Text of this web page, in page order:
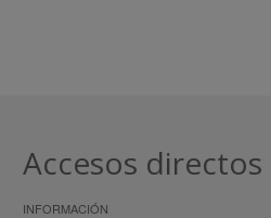
Accesos directos
INFORMACIÓN